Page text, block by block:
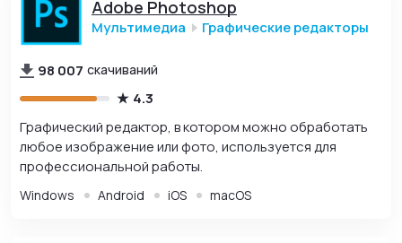
Adobe Photoshop
Мультимедиа Графические редакторы
98 007 скачиваний
4.3
Графический редактор, в котором можно обработать
любое изображение или фото, используется для
профессиональной работы.
Windows Android iOS macOS